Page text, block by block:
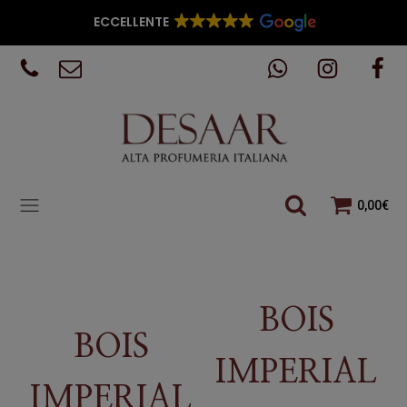
ECCELLENTE
0,00€
BOIS
IMPERIAL
BOIS
IMPERIAL